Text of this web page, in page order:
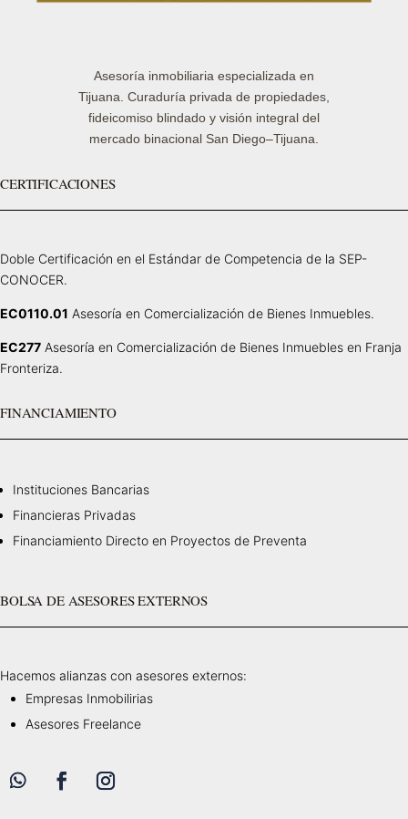
Asesoría inmobiliaria especializada en
Tijuana. Curaduría privada de propiedades,
fideicomiso blindado y visión integral del
mercado binacional San Diego–Tijuana.
CERTIFICACIONES
Doble Certificación en el Estándar de Competencia de la SEP-
CONOCER.
EC0110.01 Asesoría en Comercialización de Bienes Inmuebles.
EC277 Asesoría en Comercialización de Bienes Inmuebles en Franja
Fronteriza.
FINANCIAMIENTO
Instituciones Bancarias
Financieras Privadas
Financiamiento Directo en Proyectos de Preventa
BOLSA DE ASESORES EXTERNOS
Hacemos alianzas con asesores externos:
Empresas Inmobilirias
Asesores Freelance